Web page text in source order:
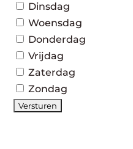
Dinsdag
Woensdag
Donderdag
Vrijdag
Zaterdag
Zondag